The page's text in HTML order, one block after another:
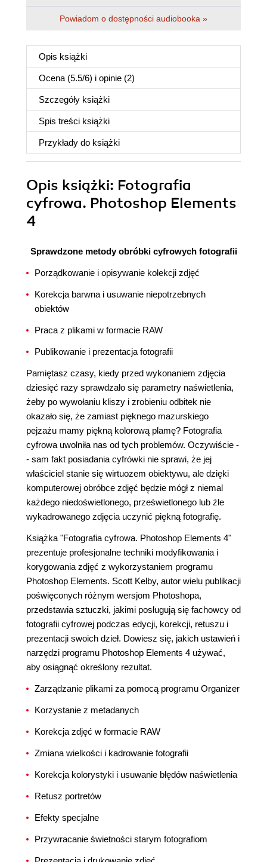
Powiadom o dostępności audiobooka »
Opis książki
Ocena (5.5/6) i opinie (2)
Szczegóły książki
Spis treści książki
Przykłady do książki
Opis książki: Fotografia
cyfrowa. Photoshop Elements
4
Sprawdzone metody obróbki cyfrowych fotografii
Porządkowanie i opisywanie kolekcji zdjęć
Korekcja barwna i usuwanie niepotrzebnych
obiektów
Praca z plikami w formacie RAW
Publikowanie i prezentacja fotografii
Pamiętasz czasy, kiedy przed wykonaniem zdjęcia
dziesięć razy sprawdzało się parametry naświetlenia,
żeby po wywołaniu kliszy i zrobieniu odbitek nie
okazało się, że zamiast pięknego mazurskiego
pejzażu mamy piękną kolorową plamę? Fotografia
cyfrowa uwolniła nas od tych problemów. Oczywiście -
- sam fakt posiadania cyfrówki nie sprawi, że jej
właściciel stanie się wirtuozem obiektywu, ale dzięki
komputerowej obróbce zdjęć będzie mógł z niemal
każdego niedoświetlonego, prześwietlonego lub źle
wykadrowanego zdjęcia uczynić piękną fotografię.
Książka "Fotografia cyfrowa. Photoshop Elements 4"
prezentuje profesjonalne techniki modyfikowania i
korygowania zdjęć z wykorzystaniem programu
Photoshop Elements. Scott Kelby, autor wielu publikacji
poświęconych różnym wersjom Photoshopa,
przedstawia sztuczki, jakimi posługują się fachowcy od
fotografii cyfrowej podczas edycji, korekcji, retuszu i
prezentacji swoich dzieł. Dowiesz się, jakich ustawień i
narzędzi programu Photoshop Elements 4 używać,
aby osiągnąć określony rezultat.
Zarządzanie plikami za pomocą programu Organizer
Korzystanie z metadanych
Korekcja zdjęć w formacie RAW
Zmiana wielkości i kadrowanie fotografii
Korekcja kolorystyki i usuwanie błędów naświetlenia
Retusz portretów
Efekty specjalne
Przywracanie świetności starym fotografiom